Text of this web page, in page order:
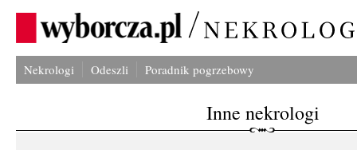
Nekrologi Odeszli Poradnik pogrzebowy
Inne nekrologi